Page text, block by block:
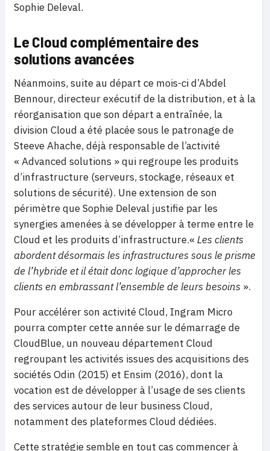
Sophie Deleval.
Le Cloud complémentaire des
solutions avancées
Néanmoins, suite au départ ce mois-ci d’Abdel
Bennour, directeur exécutif de la distribution, et à la
réorganisation que son départ a entraînée, la
division Cloud a été placée sous le patronage de
Steeve Ahache, déjà responsable de l’activité
« Advanced solutions » qui regroupe les produits
d’infrastructure (serveurs, stockage, réseaux et
solutions de sécurité). Une extension de son
périmètre que Sophie Deleval justifie par les
synergies amenées à se développer à terme entre le
Cloud et les produits d’infrastructure.« Les clients
abordent désormais les infrastructures sous le prisme
de l’hybride et il était donc logique d’approcher les
clients en embrassant l’ensemble de leurs besoins ».
Pour accélérer son activité Cloud, Ingram Micro
pourra compter cette année sur le démarrage de
CloudBlue, un nouveau département Cloud
regroupant les activités issues des acquisitions des
sociétés Odin (2015) et Ensim (2016), dont la
vocation est de développer à l’usage de ses clients
des services autour de leur business Cloud,
notamment des plateformes Cloud dédiées.
Cette stratégie semble en tout cas commencer à